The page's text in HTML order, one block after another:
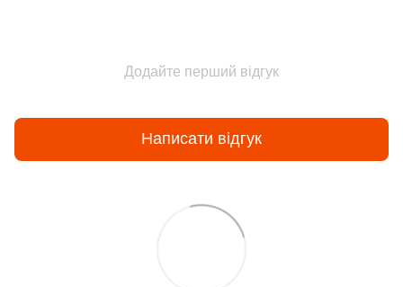
Додайте перший відгук
Написати відгук